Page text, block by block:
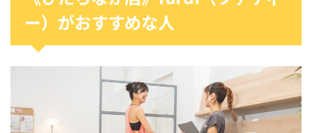
ー）がおすすめな人